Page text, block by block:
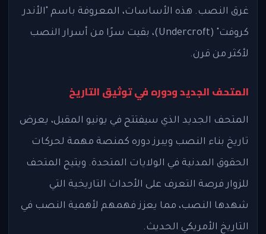
غرق النصب. هذه الأساسات، المعروفة باسم "الأندر
كروفت" (Undercroft)، بقيت سرًا من أسرار النصب
لأكثر من قرن.
المتحف الجديد ودوره في توثيق التاريخ
المتحف الجديد الذي سيفتتح في يونيو المقبل، يعرض
تاريخ بناء النصب ويبرز دوره كمنصة مهمة لحركات
الحقوق المدنية في الولايات المتحدة. ويتيح المتحف
للزوار فرصة التعرف على الأحداث التاريخية التي
شهدها النصب، مما يعزز فهمهم لأهمية النصب في
التاريخ الأمريكي الحديث.